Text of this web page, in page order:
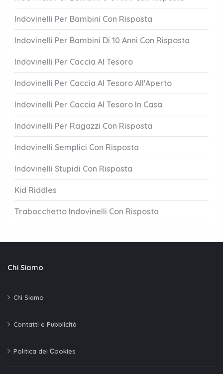
Indovinelli Per Bambini Con Risposta
Indovinelli Per Bambini Di 10 Anni Con Risposta
Indovinelli Per Caccia Al Tesoro
Indovinelli Per Caccia Al Tesoro All'Aperto
Indovinelli Per Caccia Al Tesoro In Casa
Indovinelli Per Ragazzi Con Risposta
Indovinelli Semplici Con Risposta
Indovinelli Stupidi Con Risposta
Kid Riddles
Trabocchetto Indovinelli Con Risposta
Chi Siamo
Chi Siamo
Contatti e Pubblicità
Politica dei Сookies